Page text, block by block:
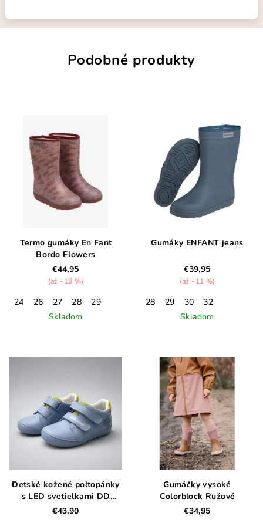
Podobné produkty
Termo gumáky En Fant
Bordo Flowers
€44,95
(až –18 %)
24 26 27 28
29
Skladom
Gumáky ENFANT jeans
€39,95
(až –11 %)
28 29 30
32
Skladom
Detské kožené poltopánky
s LED svetielkami DD
STEP, oceanic
€43,90
Gumáčky vysoké
Colorblock Ružové
€34,95